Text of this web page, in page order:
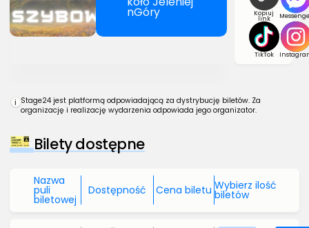
nGóry Kopiuj
link
TikTok
i Stage24 jest platformą odpowiadającą za dystrybucję biletów. Za
organizację i realizację wydarzenia odpowiada jego organizator.
Bilety dostępne
Nazwa
puli
biletowej
Dostępność Cena biletu Wybierz ilość
biletów